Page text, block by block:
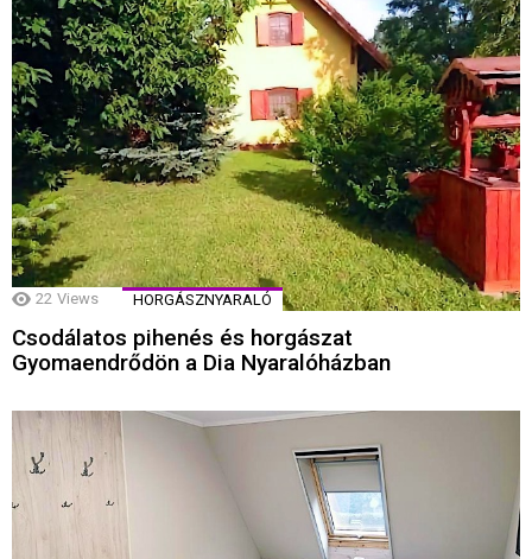
22 Views HORGÁSZNYARALÓ
Csodálatos pihenés és horgászat
Gyomaendrődön a Dia Nyaralóházban